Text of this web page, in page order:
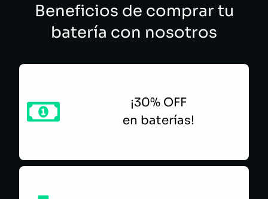
Beneficios de comprar tu
batería con nosotros
¡30% OFF
en baterías!